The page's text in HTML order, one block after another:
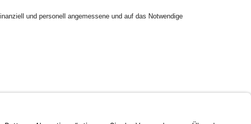
und personell angemessene und auf das Notwendige